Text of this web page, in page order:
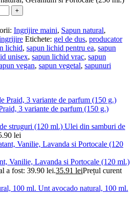
Ingrijire maini, Sapun natural,
Etichete: gel de dus, producator
lichid, sapun lichid pentru ea, sapun
unisex, sapun lichid vrac, sapun
vegan, sapun vegetal, sapunuri
3 variante de parfum (150 g.)
Ulei din samburi de
lei
Vanilie, Lavanda si Portocale (120 ml.)
a fost: 39.90 lei.35.91 leiPrețul curent
Unt avocado natural, 100 ml.